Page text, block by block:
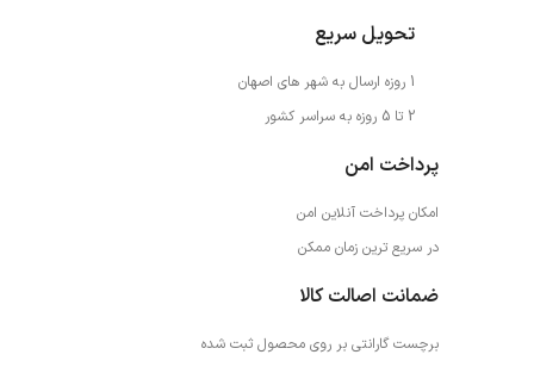
تحویل سریع
1 روزه ارسال به شهر های اصهان
2 تا 5 روزه به سراسر کشور
پرداخت امن
امکان پرداخت آنلاین امن
در سریع ترین زمان ممکن
ضمانت اصالت کالا
برچست گارانتی بر روی محصول ثبت شده